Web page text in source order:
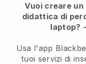
Vuoi creare
didattica di
laptop? -
Usa l'app
tuoi servizi di